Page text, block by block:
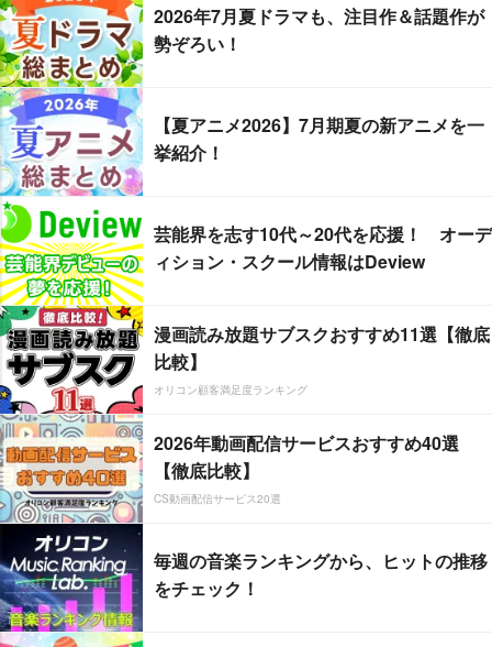
2026年7月夏ドラマも、注目作＆話題作が
勢ぞろい！
【夏アニメ2026】7月期夏の新アニメを一
挙紹介！
芸能界を志す10代～20代を応援！ オーデ
ィション・スクール情報はDeview
漫画読み放題サブスクおすすめ11選【徹底
比較】
オリコン顧客満足度ランキング
2026年動画配信サービスおすすめ40選
【徹底比較】
CS動画配信サービス20選
毎週の音楽ランキングから、ヒットの推移
をチェック！